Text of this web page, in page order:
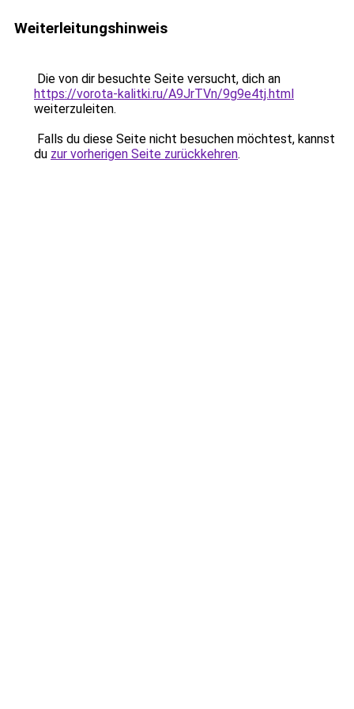
Weiterleitungshinweis
Die von dir besuchte Seite versucht, dich an
https://vorota-kalitki.ru/A9JrTVn/9g9e4tj.html
weiterzuleiten.
Falls du diese Seite nicht besuchen möchtest, kannst
du zur vorherigen Seite zurückkehren.